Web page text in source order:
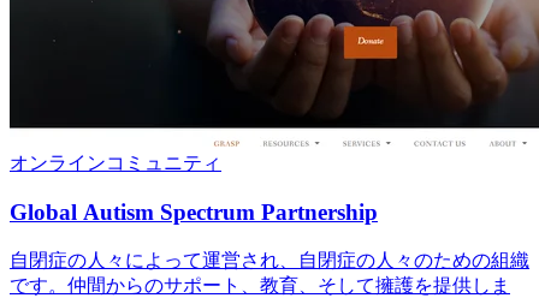
オンラインコミュニティ
Global Autism Spectrum Partnership
自閉症の人々によって運営され、自閉症の人々のための組織
です。仲間からのサポート、教育、そして擁護を提供しま